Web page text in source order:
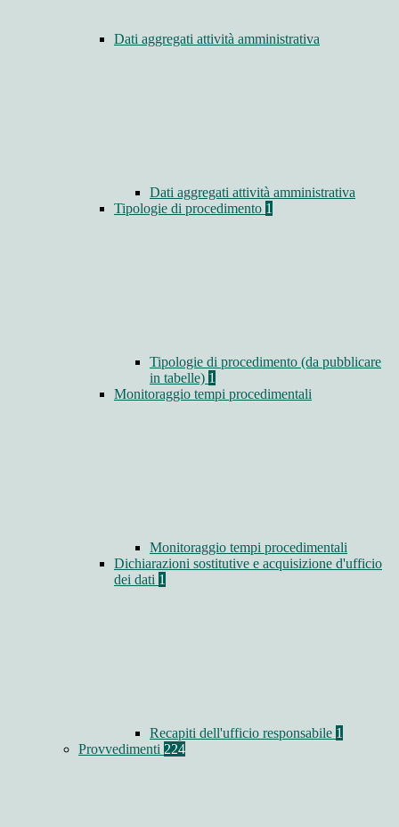
Dati aggregati attività amministrativa
Dati aggregati attività amministrativa
Tipologie di procedimento 1
Tipologie di procedimento (da pubblicare
in tabelle) 1
Monitoraggio tempi procedimentali
Monitoraggio tempi procedimentali
Dichiarazioni sostitutive e acquisizione d'ufficio
dei dati 1
Recapiti dell'ufficio responsabile 1
Provvedimenti 224